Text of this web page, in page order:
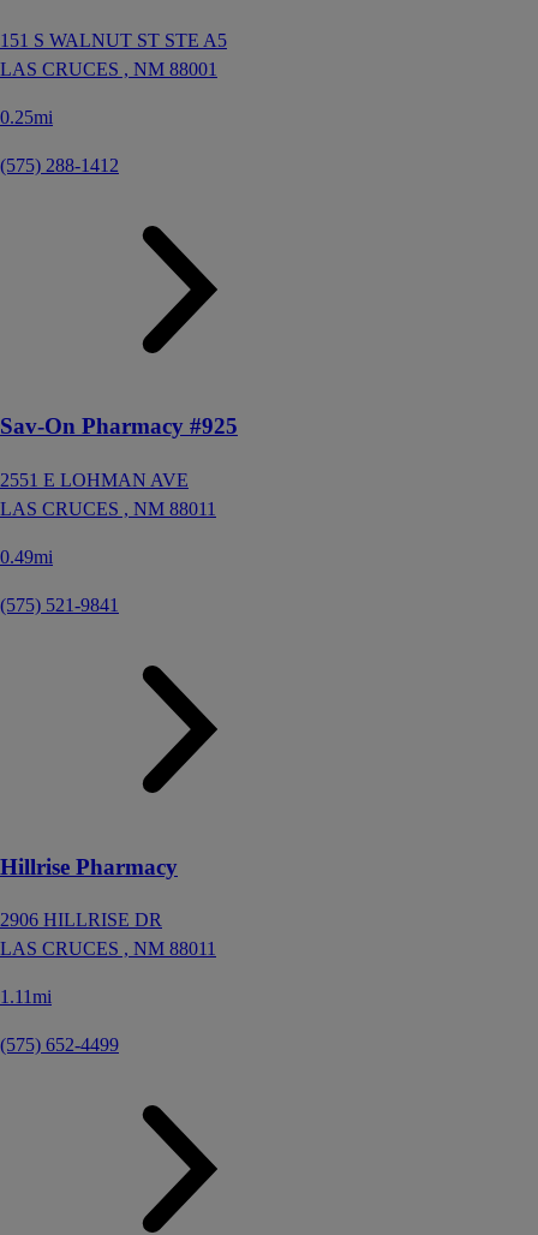
151 S WALNUT ST STE A5
LAS CRUCES , NM 88001
0.25mi
(575) 288-1412
Sav-On Pharmacy #925
2551 E LOHMAN AVE
LAS CRUCES , NM 88011
0.49mi
(575) 521-9841
Hillrise Pharmacy
2906 HILLRISE DR
LAS CRUCES , NM 88011
1.11mi
(575) 652-4499